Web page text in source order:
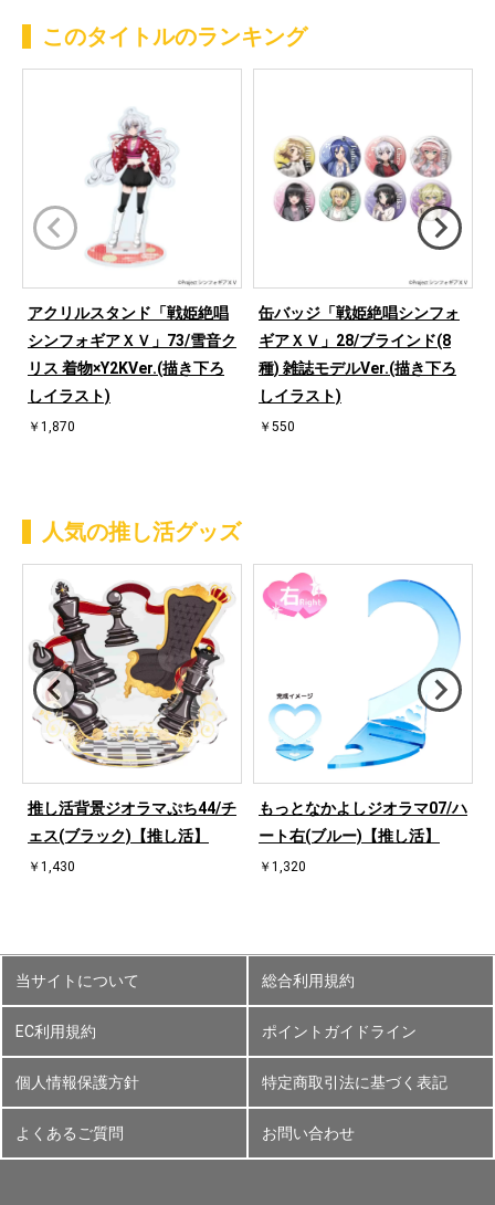
このタイトルのランキング
アクリルスタンド「戦姫絶唱
シンフォギアＸＶ」73/雪音ク
リス 着物×Y2KVer.(描き下ろ
しイラスト)
￥1,870
缶バッジ「戦姫絶唱シンフォ
ギアＸＶ」28/ブラインド(8
種) 雑誌モデルVer.(描き下ろ
しイラスト)
￥550
人気の推し活グッズ
推し活背景ジオラマぷち44/チ
ェス(ブラック)【推し活】
￥1,430
もっとなかよしジオラマ07/ハ
ート右(ブルー)【推し活】
￥1,320
当サイトについて 総合利用規約
EC利用規約 ポイントガイドライン
個人情報保護方針 特定商取引法に基づく表記
よくあるご質問 お問い合わせ